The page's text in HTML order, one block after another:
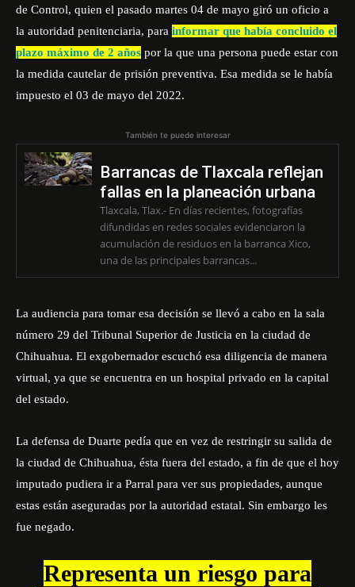
de Control, quien el pasado martes 04 de mayo giró un oficio a
la autoridad penitenciaria, para informar que había concluido el
plazo máximo de 2 años por la que una persona puede estar con
la medida cautelar de prisión preventiva. Esa medida se le había
impuesto el 03 de mayo del 2022.
También te puede interesar
Barrancas de Tlaxcala reflejan
fallas en la planeación urbana
Tlaxcala, Tlax.- En días recientes, fotografías
difundidas en redes sociales evidenciaron la
acumulación de residuos en la barranca Xico,
una de las principales barrancas...
La audiencia para tomar esa decisión se llevó a cabo en la sala
número 29 del Tribunal Superior de Justicia en la ciudad de
Chihuahua. El exgobernador escuchó esa diligencia de manera
virtual, ya que se encuentra en un hospital privado en la capital
del estado.
La defensa de Duarte pedía que en vez de restringir su salida de
la ciudad de Chihuahua, ésta fuera del estado, a fin de que el hoy
imputado pudiera ir a Parral para ver sus propiedades, aunque
estas están aseguradas por la autoridad estatal. Sin embargo les
fue negado.
Representa un riesgo para